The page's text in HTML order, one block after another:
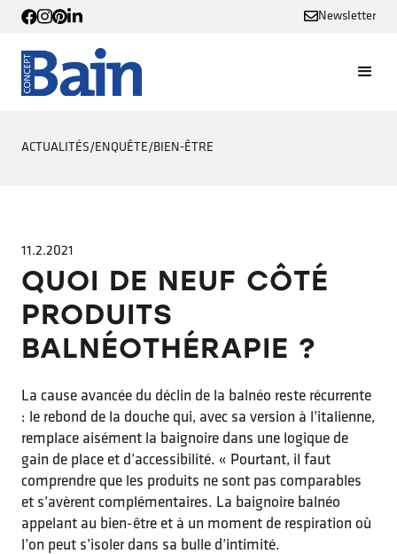
Newsletter
ACTUALITÉS/ENQUÊTE/BIEN-ÊTRE
11.2.2021
QUOI DE NEUF CÔTÉ
PRODUITS
BALNÉOTHÉRAPIE ?
La cause avancée du déclin de la balnéo reste récurrente
: le rebond de la douche qui, avec sa version à l’italienne,
remplace aisément la baignoire dans une logique de
gain de place et d’accessibilité. « Pourtant, il faut
comprendre que les produits ne sont pas comparables
et s’avèrent complémentaires. La baignoire balnéo
appelant au bien-être et à un moment de respiration où
l’on peut s’isoler dans sa bulle d’intimité.